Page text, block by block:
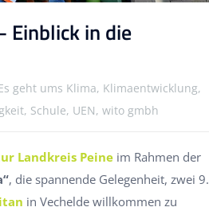
Einblick in die
geht ums Klima, Klimaentwicklung,
Schule, UEN, wito gmbh
Landkreis Peine im Rahmen der
, die spannende Gelegenheit, zwei 9.
in Vechelde willkommen zu